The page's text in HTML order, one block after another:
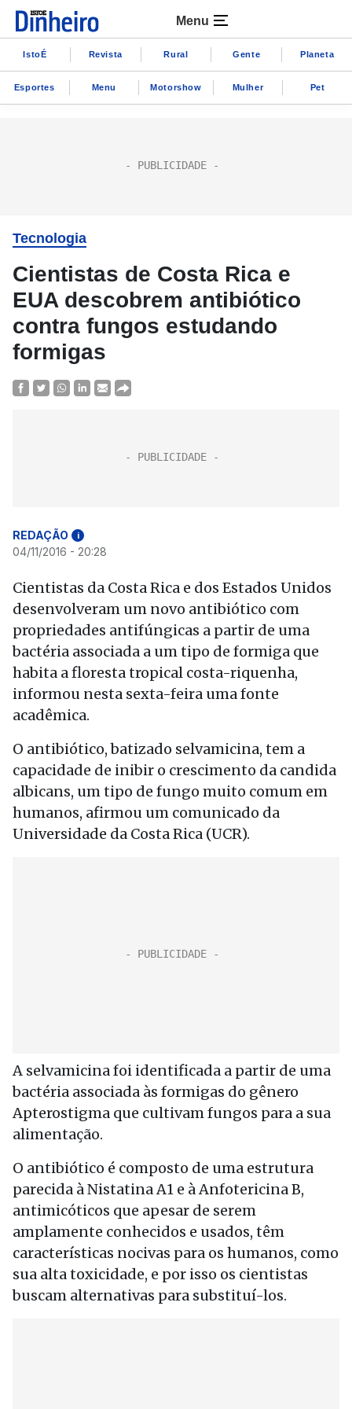
Menu
IstoÉ Revista Rural Gente Planeta
Esportes Menu Motorshow Mulher Pet
Tecnologia
Cientistas de Costa Rica e
EUA descobrem antibiótico
contra fungos estudando
formigas
REDAÇÃO i
04/11/2016 - 20:28
Cientistas da Costa Rica e dos Estados Unidos
desenvolveram um novo antibiótico com
propriedades antifúngicas a partir de uma
bactéria associada a um tipo de formiga que
habita a floresta tropical costa-riquenha,
informou nesta sexta-feira uma fonte
acadêmica.
O antibiótico, batizado selvamicina, tem a
capacidade de inibir o crescimento da candida
albicans, um tipo de fungo muito comum em
humanos, afirmou um comunicado da
Universidade da Costa Rica (UCR).
A selvamicina foi identificada a partir de uma
bactéria associada às formigas do gênero
Apterostigma que cultivam fungos para a sua
alimentação.
O antibiótico é composto de uma estrutura
parecida à Nistatina A1 e à Anfotericina B,
antimicóticos que apesar de serem
amplamente conhecidos e usados, têm
características nocivas para os humanos, como
sua alta toxicidade, e por isso os cientistas
buscam alternativas para substituí-los.